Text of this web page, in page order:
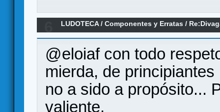
LUDOTECA/Componentes y Erratas /
Knight Edición Definitiva
@eloiaf con todo
mierda, de
no a sido a propósito...
valiente.